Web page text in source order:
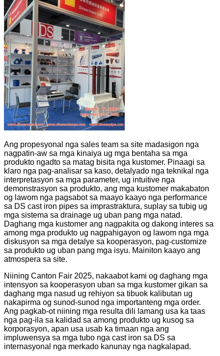
Ang propesyonal nga sales team sa site madasigon nga
nagpatin-aw sa mga kinaiya ug mga bentaha sa mga
produkto ngadto sa matag bisita nga kustomer. Pinaagi sa
klaro nga pag-analisar sa kaso, detalyado nga teknikal nga
interpretasyon sa mga parameter, ug intuitive nga
demonstrasyon sa produkto, ang mga kustomer makabaton
og lawom nga pagsabot sa maayo kaayo nga performance
sa DS cast iron pipes sa imprastraktura, suplay sa tubig ug
mga sistema sa drainage ug uban pang mga natad.
Daghang mga kustomer ang nagpakita og dakong interes sa
among mga produkto ug nagpahigayon og lawom nga mga
diskusyon sa mga detalye sa kooperasyon, pag-customize
sa produkto ug uban pang mga isyu. Mainiton kaayo ang
atmospera sa site.
Niining Canton Fair 2025, nakaabot kami og daghang mga
intensyon sa kooperasyon uban sa mga kustomer gikan sa
daghang mga nasud ug rehiyon sa tibuok kalibutan ug
nakapirma og sunod-sunod nga importanteng mga order.
Ang pagkab-ot niining mga resulta dili lamang usa ka taas
nga pag-ila sa kalidad sa among produkto ug kusog sa
korporasyon, apan usa usab ka timaan nga ang
impluwensya sa mga tubo nga cast iron sa DS sa
internasyonal nga merkado kanunay nga nagkalapad.